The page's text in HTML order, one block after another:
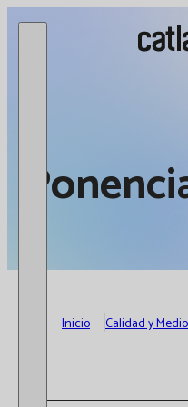
Catlab.
Inicio Calidad y